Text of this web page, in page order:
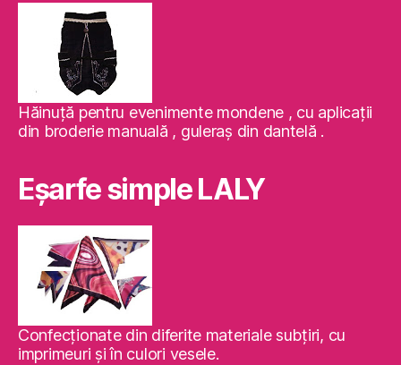
Hăinuţă pentru evenimente mondene , cu aplicaţii
din broderie manuală , guleraş din dantelă .
Eşarfe simple LALY
Confecţionate din diferite materiale subţiri, cu
imprimeuri şi în culori vesele.